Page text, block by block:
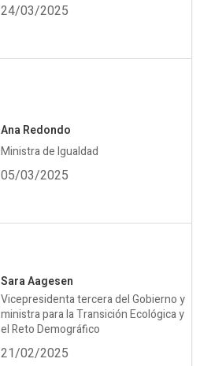
24/03/2025
Ana Redondo
Ministra de Igualdad
05/03/2025
Sara Aagesen
Vicepresidenta tercera del Gobierno y
ministra para la Transición Ecológica y
el Reto Demográfico
21/02/2025